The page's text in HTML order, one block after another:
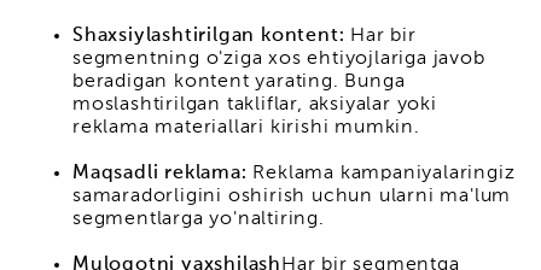
Shaxsiylashtirilgan kontent: Har bir
segmentning o'ziga xos ehtiyojlariga javob
beradigan kontent yarating. Bunga
moslashtirilgan takliflar, aksiyalar yoki
reklama materiallari kirishi mumkin.
Maqsadli reklama: Reklama kampaniyalaringiz
samaradorligini oshirish uchun ularni ma'lum
segmentlarga yo'naltiring.
Muloqotni yaxshilash Har bir segmentga